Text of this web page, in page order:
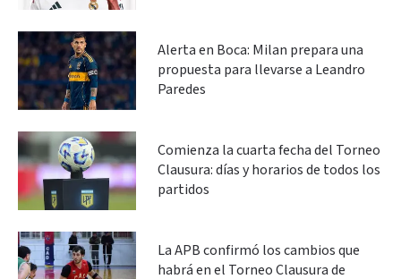
Alerta en Boca: Milan prepara una
propuesta para llevarse a Leandro
Paredes
Comienza la cuarta fecha del Torneo
Clausura: días y horarios de todos los
partidos
La APB confirmó los cambios que
habrá en el Torneo Clausura de